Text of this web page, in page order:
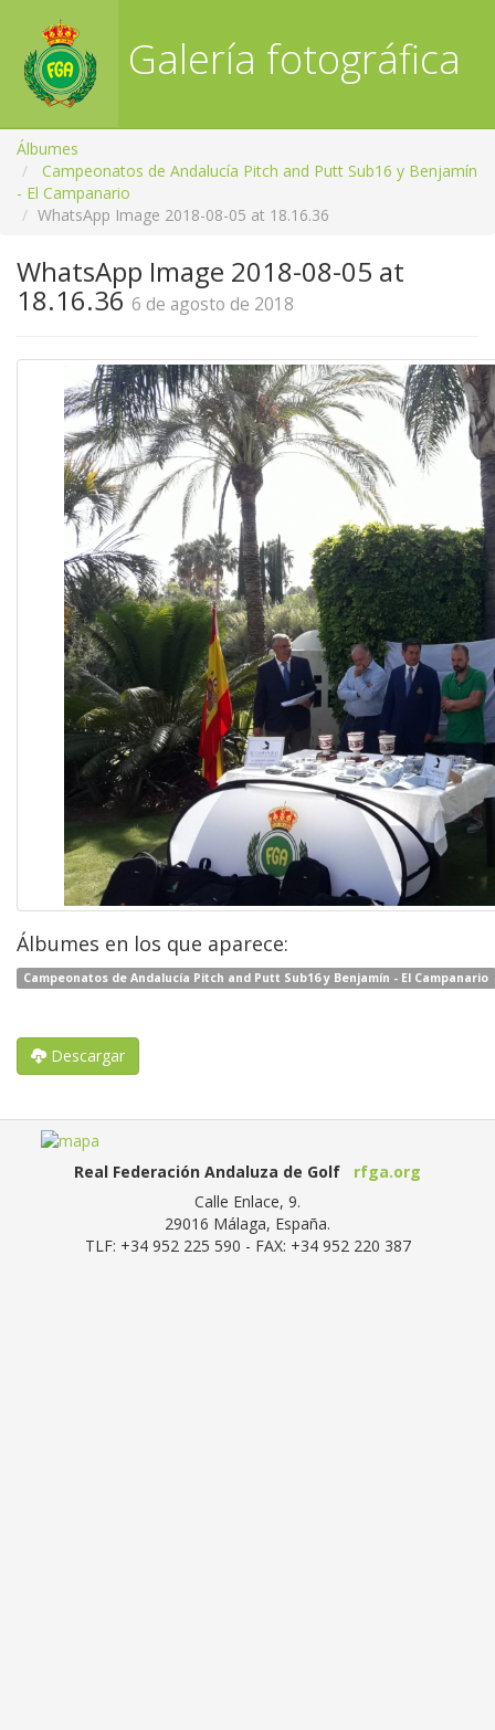
Galería fotográfica
RFGA
Álbumes
Campeonatos de Andalucía Pitch and Putt Sub16 y Benjamín
- El Campanario
WhatsApp Image 2018-08-05 at 18.16.36
WhatsApp Image 2018-08-05 at
18.16.36 6 de agosto de 2018
Álbumes en los que aparece:
Campeonatos de Andalucía Pitch and Putt Sub16 y Benjamín - El Campanario
Descargar
Real Federación Andaluza de Golf
rfga.org
Calle Enlace, 9.
29016 Málaga, España.
TLF: +34 952 225 590 - FAX: +34 952 220 387